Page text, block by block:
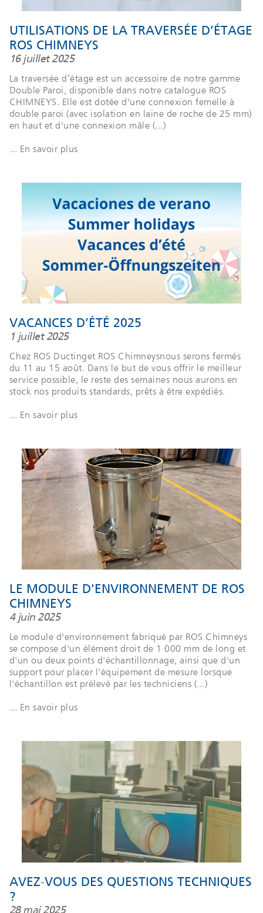
UTILISATIONS DE LA TRAVERSÉE D’ÉTAGE
ROS CHIMNEYS
16 juillet 2025
La traversée d’étage est un accessoire de notre gamme
Double Paroi, disponible dans notre catalogue ROS
CHIMNEYS. Elle est dotée d'une connexion femelle à
double paroi (avec isolation en laine de roche de 25 mm)
en haut et d'une connexion mâle (...)
... En savoir plus
VACANCES D’ÉTÉ 2025
1 juillet 2025
Chez ROS Ductinget ROS Chimneysnous serons fermés
du 11 au 15 août. Dans le but de vous offrir le meilleur
service possible, le reste des semaines nous aurons en
stock nos produits standards, prêts à être expédiés.
... En savoir plus
LE MODULE D'ENVIRONNEMENT DE ROS
CHIMNEYS
4 juin 2025
Le module d'environnement fabriqué par ROS Chimneys
se compose d'un élément droit de 1 000 mm de long et
d'un ou deux points d'échantillonnage, ainsi que d'un
support pour placer l'équipement de mesure lorsque
l'échantillon est prélevé par les techniciens (...)
... En savoir plus
AVEZ-VOUS DES QUESTIONS TECHNIQUES
?
28 mai 2025